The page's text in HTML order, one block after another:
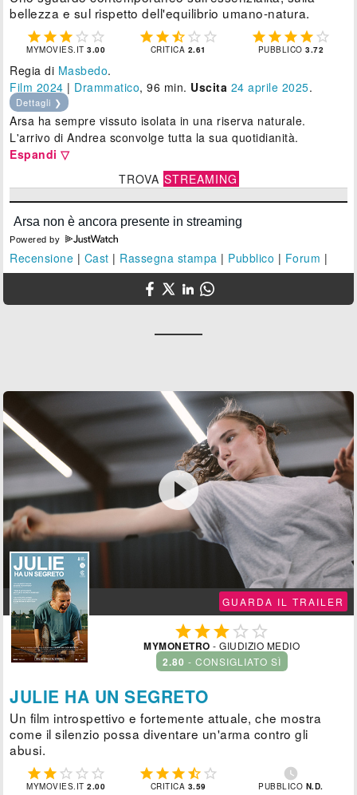
bellezza e sul rispetto dell'equilibrio umano-natura.
    
MYMOVIES.IT3.00
    
CRITICA 2.61
    
PUBBLICO3.72
Regia di Masbedo.
Film 2024 | Drammatico, 96 min. Uscita 24 aprile 2025.
Dettagli ❯
Arsa ha sempre vissuto isolata in una riserva naturale.
L'arrivo di Andrea sconvolge tutta la sua quotidianità.
Espandi ▽
TROVA STREAMING
Powered by
Recensione | Cast | Rassegna stampa | Pubblico | Forum |

GUARDA IL TRAILER
  
MYMONETRO - GIUDIZIO MEDIO
2.80 - CONSIGLIATO SÌ
JULIE HA UN SEGRETO
Un film introspettivo e fortemente attuale, che mostra
come il silenzio possa diventare un'arma contro gli
abusi.
    
MYMOVIES.IT2.00
    
CRITICA 3.59

PUBBLICO N.D.